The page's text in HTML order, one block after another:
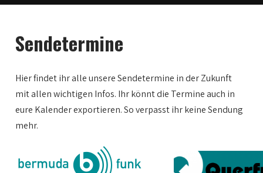
Sendetermine
Hier findet ihr alle unsere Sendetermine in der Zukunft
mit allen wichtigen Infos. Ihr könnt die Termine auch in
eure Kalender exportieren. So verpasst ihr keine Sendung
mehr.